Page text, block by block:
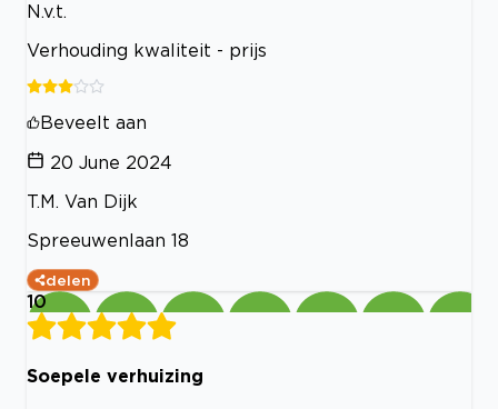
N.v.t.
Verhouding kwaliteit - prijs
Beveelt aan
20 June 2024
T.M. Van Dijk
Spreeuwenlaan 18
delen
10
Soepele verhuizing